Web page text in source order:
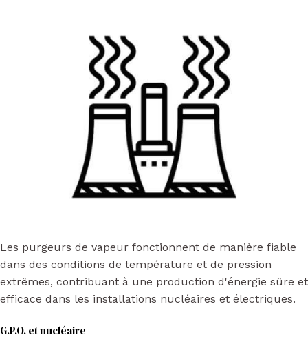
Les purgeurs de vapeur fonctionnent de manière fiable
dans des conditions de température et de pression
extrêmes, contribuant à une production d'énergie sûre et
efficace dans les installations nucléaires et électriques.
G.P.O. et nucléaire